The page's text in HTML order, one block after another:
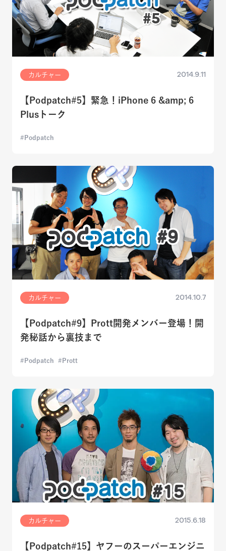
カルチャー 2014.9.11
【Podpatch#5】緊急！iPhone 6 &amp; 6
Plusトーク
Podpatch
カルチャー 2014.10.7
【Podpatch#9】Prott開発メンバー登場！開
発秘話から裏技まで
Podpatch Prott
カルチャー 2015.6.18
【Podpatch#15】ヤフーのスーパーエンジニ